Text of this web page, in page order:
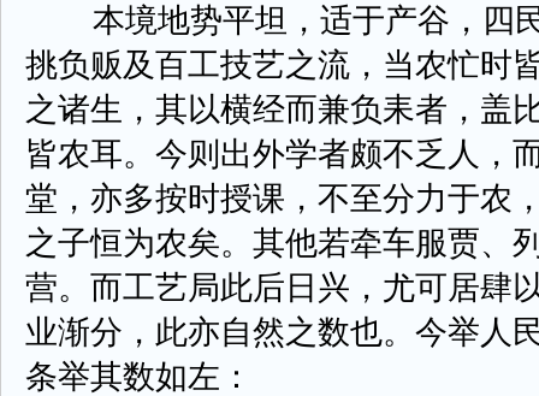
本境地势平坦，适于产谷，四
挑负贩及百工技艺之流，当农忙时
之诸生，其以横经而兼负耒者，
皆农耳。今则出外学者颇不乏人，
堂，亦多按时授课，不至分力于农
之子恒为农矣。其他若牵车服贾、
营。而工艺局此后日兴，尤可居肆
业渐分，此亦自然之数也。今举人
条举其数如左：